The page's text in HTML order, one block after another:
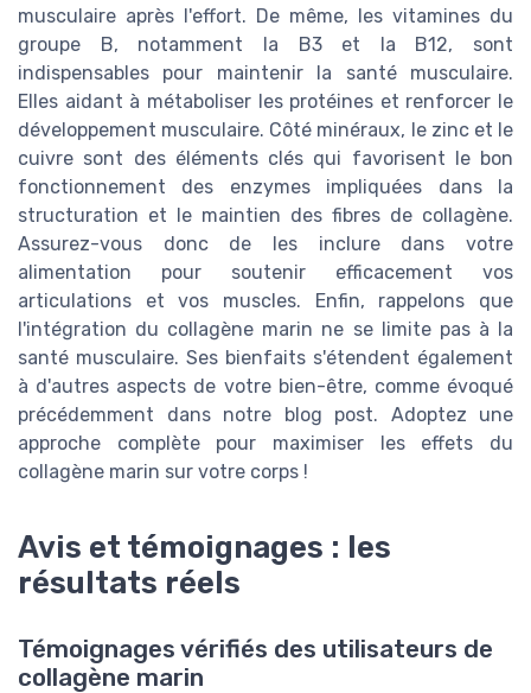
musculaire après l'effort. De même, les vitamines du
groupe B, notamment la B3 et la B12, sont
indispensables pour maintenir la santé musculaire.
Elles aidant à métaboliser les protéines et renforcer le
développement musculaire. Côté minéraux, le zinc et le
cuivre sont des éléments clés qui favorisent le bon
fonctionnement des enzymes impliquées dans la
structuration et le maintien des fibres de collagène.
Assurez-vous donc de les inclure dans votre
alimentation pour soutenir efficacement vos
articulations et vos muscles. Enfin, rappelons que
l'intégration du collagène marin ne se limite pas à la
santé musculaire. Ses bienfaits s'étendent également
à d'autres aspects de votre bien-être, comme évoqué
précédemment dans notre blog post. Adoptez une
approche complète pour maximiser les effets du
collagène marin sur votre corps !
Avis et témoignages : les
résultats réels
Témoignages vérifiés des utilisateurs de
collagène marin